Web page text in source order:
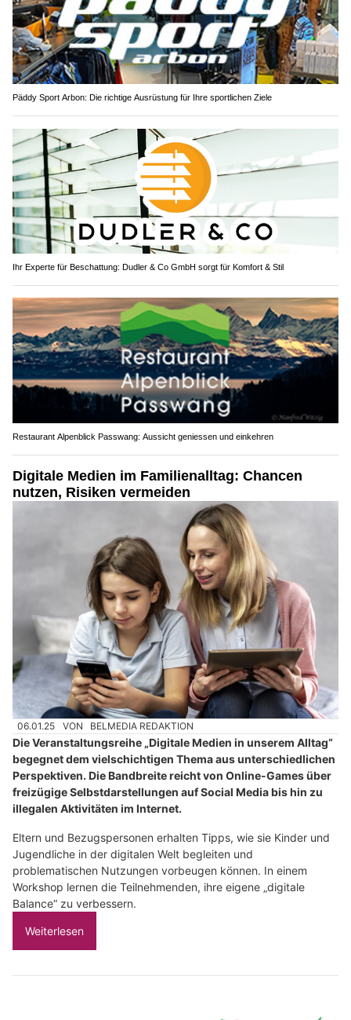
Päddy Sport Arbon: Die richtige Ausrüstung für Ihre sportlichen Ziele
Ihr Experte für Beschattung: Dudler & Co GmbH sorgt für Komfort & Stil
Restaurant Alpenblick Passwang: Aussicht geniessen und einkehren
Digitale Medien im Familienalltag: Chancen
nutzen, Risiken vermeiden
06.01.25 VON BELMEDIA REDAKTION
Die Veranstaltungsreihe „Digitale Medien in unserem Alltag“
begegnet dem vielschichtigen Thema aus unterschiedlichen
Perspektiven. Die Bandbreite reicht von Online-Games über
freizügige Selbstdarstellungen auf Social Media bis hin zu
illegalen Aktivitäten im Internet.
Eltern und Bezugspersonen erhalten Tipps, wie sie Kinder und
Jugendliche in der digitalen Welt begleiten und
problematischen Nutzungen vorbeugen können. In einem
Workshop lernen die Teilnehmenden, ihre eigene „digitale
Balance“ zu verbessern.
Weiterlesen